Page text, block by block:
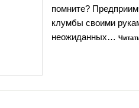
помните?
клумбы своими
неожиданных…